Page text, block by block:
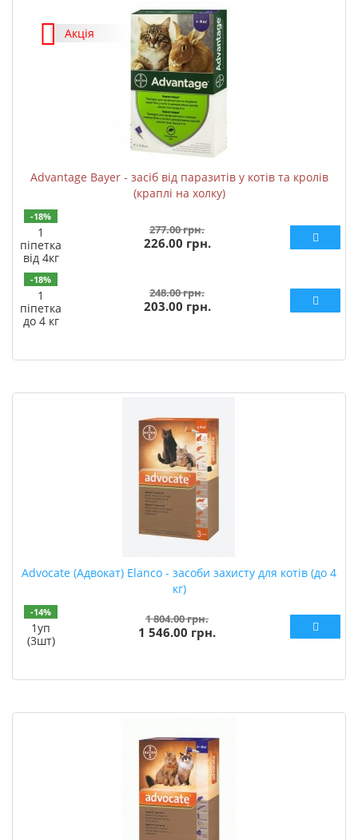
Акція
Advantage Bayer - засіб від паразитів у котів та кролів
(краплі на холку)
-18%
1
піпетка
від 4кг
277.00 грн.
226.00 грн.
-18%
1
піпетка
до 4 кг
248.00 грн.
203.00 грн.
Advocate (Адвокат) Elanco - засоби захисту для котів (до 4
кг)
-14%
1уп
(3шт)
1 804.00 грн.
1 546.00 грн.